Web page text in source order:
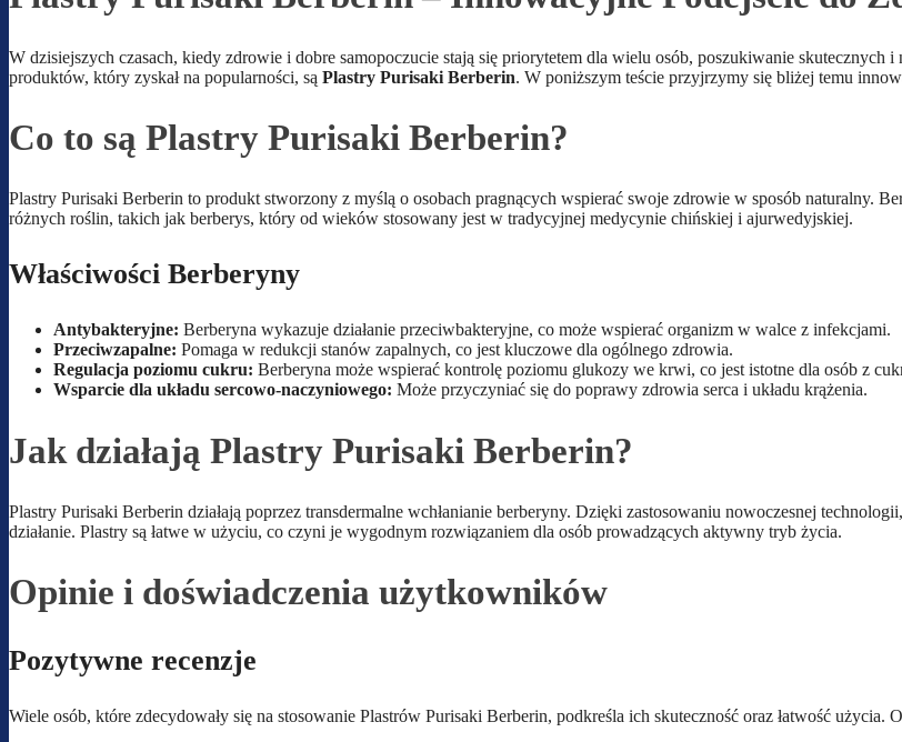
W dzisiejszych czasach, kiedy zdrowie i dobre samopoczucie stają się priorytetem dla wielu osób, poszukiwanie skutecznych
produktów, który zyskał na popularności, są Plastry Purisaki Berberin. W poniższym teście przyjrzymy się bliżej temu
Co to są Plastry Purisaki Berberin?
Plastry Purisaki Berberin to produkt stworzony z myślą o osobach pragnących wspierać swoje zdrowie w sposób naturalny.
różnych roślin, takich jak berberys, który od wieków stosowany jest w tradycyjnej medycynie chińskiej i ajurwedyjskiej.
Właściwości Berberyny
Antybakteryjne: Berberyna wykazuje działanie przeciwbakteryjne, co może wspierać organizm w walce z infekcjami.
Przeciwzapalne: Pomaga w redukcji stanów zapalnych, co jest kluczowe dla ogólnego zdrowia.
Regulacja poziomu cukru: Berberyna może wspierać kontrolę poziomu glukozy we krwi, co jest istotne dla osób z
Wsparcie dla układu sercowo-naczyniowego: Może przyczyniać się do poprawy zdrowia serca i układu krążenia.
Jak działają Plastry Purisaki Berberin?
Plastry Purisaki Berberin działają poprzez transdermalne wchłanianie berberyny. Dzięki zastosowaniu nowoczesnej
działanie. Plastry są łatwe w użyciu, co czyni je wygodnym rozwiązaniem dla osób prowadzących aktywny tryb życia.
Opinie i doświadczenia użytkowników
Pozytywne recenzje
Wiele osób, które zdecydowały się na stosowanie Plastrów Purisaki Berberin, podkreśla ich skuteczność oraz łatwość